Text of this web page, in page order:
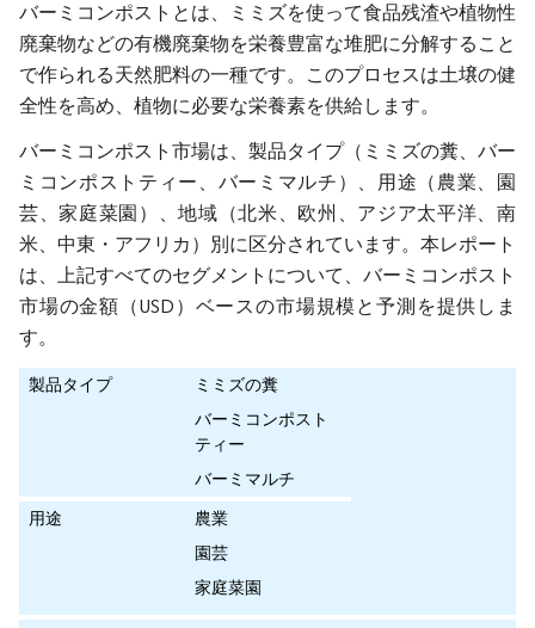
バーミコンポストとは、ミミズを使って食品残渣や植物性
廃棄物などの有機廃棄物を栄養豊富な堆肥に分解すること
で作られる天然肥料の一種です。このプロセスは土壌の健
全性を高め、植物に必要な栄養素を供給します。
バーミコンポスト市場は、製品タイプ（ミミズの糞、バー
ミコンポストティー、バーミマルチ）、用途（農業、園
芸、家庭菜園）、地域（北米、欧州、アジア太平洋、南
米、中東・アフリカ）別に区分されています。本レポート
は、上記すべてのセグメントについて、バーミコンポスト
市場の金額（USD）ベースの市場規模と予測を提供しま
す。
製品タイプ
ミミズの糞
バーミコンポスト
ティー
バーミマルチ
用途
農業
園芸
家庭菜園